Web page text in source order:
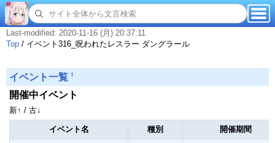
Last-modified: 2020-11-16 (月) 20:37:11
Top / イベント316_呪われたレスラー ダングラール
イベント一覧 †
開催中イベント
新↑ / 古↓
イベント名 種別 開催期間